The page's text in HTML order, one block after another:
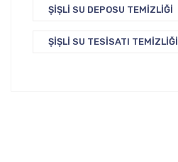
ŞIŞLI SU DEPOSU TEMIZLIĞI
ŞIŞLI SU TESISATI TEMIZLIĞI